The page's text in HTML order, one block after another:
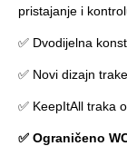
pristajanje i
✅ Dvodijelna
✅ Novi dizajn trake
✅ KeepItAll traka
✅ Ograničeno